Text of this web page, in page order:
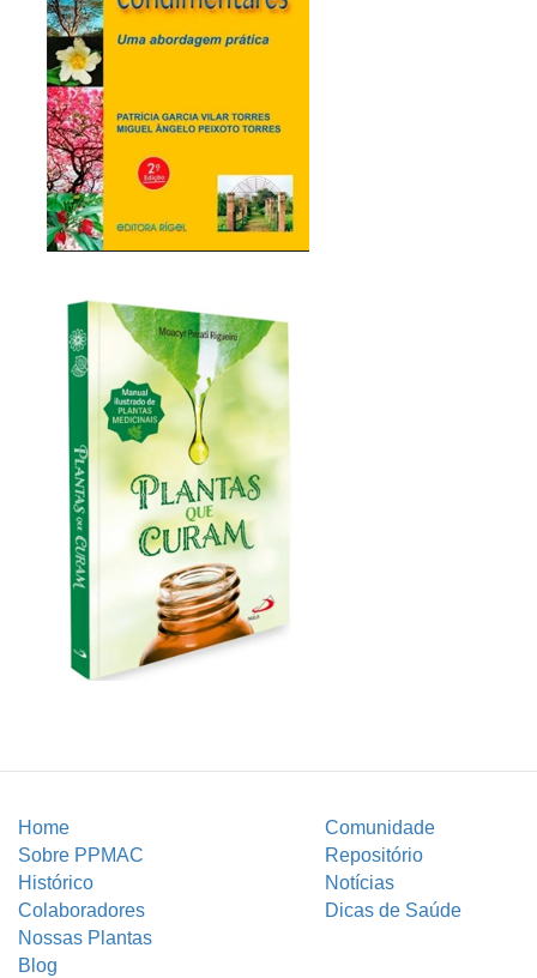
Home
Comunidade
Sobre PPMAC
Repositório
Histórico
Notícias
Colaboradores
Dicas de Saúde
Nossas Plantas
Blog